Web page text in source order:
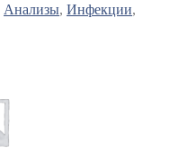
Анализы, Инфекции,